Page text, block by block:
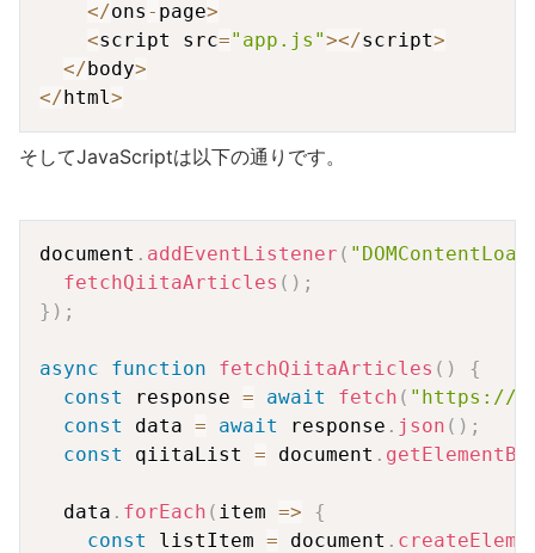
</ons - page>
<script src="app.js"></script>
</body>
</html >
そしてJavaScriptは以下の通りです。
document . addEventListener (
fetchQiitaArticles ( ) ;
} ) ;
async function fetchQiitaArticles ( )
{
const
response = await fetch ( "https://
const
data = await response . json ( ) ;
const
qiitaList = document .
  data
. forEach ( item =>
{
const
listItem = document .